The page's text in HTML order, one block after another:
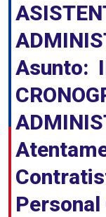
Asunto:
Personal